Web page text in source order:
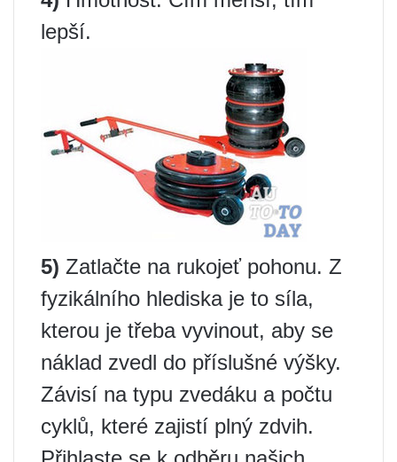
lepší.
5) Zatlačte na rukojeť pohonu. Z
fyzikálního hlediska je to síla,
kterou je třeba vyvinout, aby se
náklad zvedl do příslušné výšky.
Závisí na typu zvedáku a počtu
cyklů, které zajistí plný zdvih.